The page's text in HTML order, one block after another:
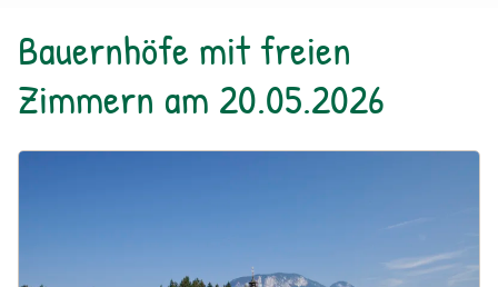
Bauernhöfe mit freien
Zimmern am 20.05.2026